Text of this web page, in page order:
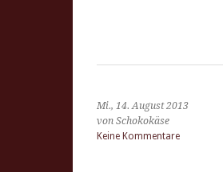
Mi., 14. August 2013
von Schokokäse
Keine Kommentare